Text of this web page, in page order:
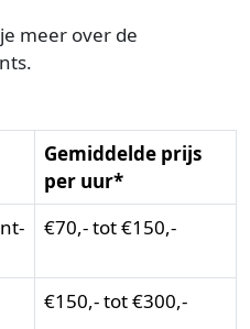
meer over de
Gemiddelde prijs
per uur*
€70,- tot €150,-
€150,- tot €300,-